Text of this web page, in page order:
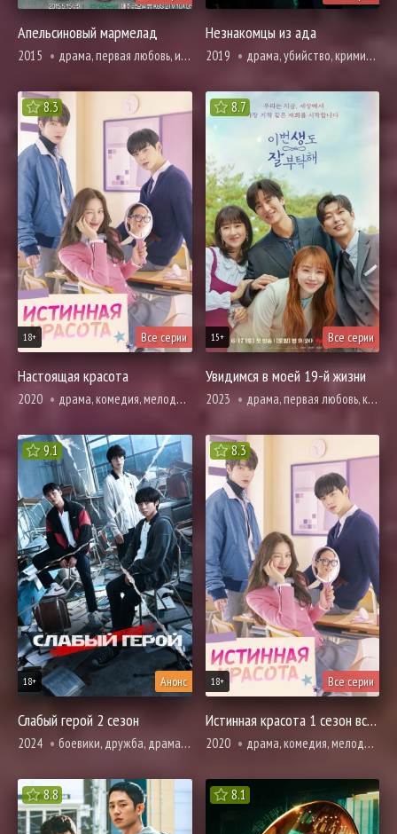
Апельсиновый мармелад
2015 драма, первая любовь, история, мелодрама, вебтун, романтика, про призраков, демонов и сверхъестественное, фэнтези, про школу и школьников
Незнакомцы из ада
2019 драма, убийство, криминал, вебтун, психология, триллер, ужасы
8.3
Все серии
18+
Настоящая красота
2020 драма, комедия, мелодрама, про молодость и любовь, вебтун, романтика
8.7
Все серии
15+
Увидимся в моей 19-й жизни
2023 драма, первая любовь, комедия, мелодрама, вебтун, романтика, фэнтези, смерть
9.1
Анонс
18+
Слабый герой 2 сезон
2024 боевики, дружба, драма, криминал, про молодость и любовь, броманс, вебтун
8.3
Все серии
18+
Истинная красота 1 сезон все серии
2020 драма, комедия, мелодрама, про молодость и любовь, вебтун, романтика
8.8 8.1